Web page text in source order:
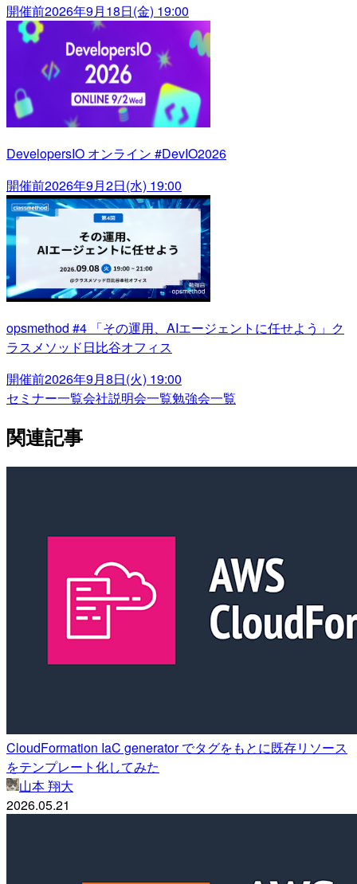
開催前2026年9月18日(金) 19:00
DevelopersIO オンライン #DevIO2026
開催前2026年9月2日(水) 19:00
opsmethod #4 「その運用、AIエージェントに任せよう」ク
ラスメソッド日比谷オフィス
開催前2026年9月8日(火) 19:00
セミナー一覧会社説明会一覧勉強会一覧
関連記事
CloudFormation IaC generator でタグをもとに既存リソース
をテンプレート化してみた
山本 翔大
2026.05.21